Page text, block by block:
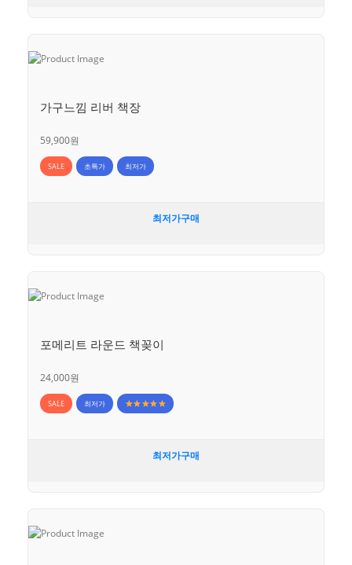
가구느낌 리버 책장
59,900원
SALE 초특가 최저가
최저가구매
포메리트 라운드 책꽂이
24,000원
SALE 최저가
최저가구매